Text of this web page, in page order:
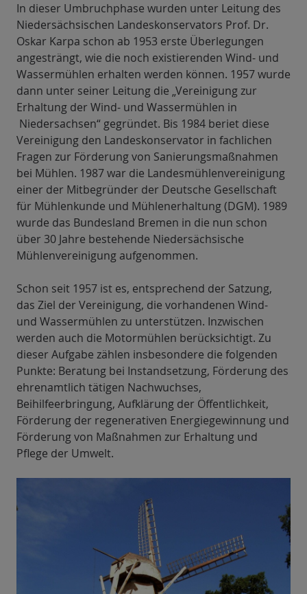
In dieser Umbruchphase wurden unter Leitung des
Niedersächsischen Landeskonservators Prof. Dr.
Oskar Karpa schon ab 1953 erste Überlegungen
angesträngt, wie die noch existierenden Wind- und
Wassermühlen erhalten werden können. 1957 wurde
dann unter seiner Leitung die „Vereinigung zur
Erhaltung der Wind- und Wassermühlen in
Niedersachsen“ gegründet. Bis 1984 beriet diese
Vereinigung den Landeskonservator in fachlichen
Fragen zur Förderung von Sanierungsmaßnahmen
bei Mühlen. 1987 war die Landesmühlenvereinigung
einer der Mitbegründer der Deutsche Gesellschaft
für Mühlenkunde und Mühlenerhaltung (DGM). 1989
wurde das Bundesland Bremen in die nun schon
über 30 Jahre bestehende Niedersächsische
Mühlenvereinigung aufgenommen.
Schon seit 1957 ist es, entsprechend der Satzung,
das Ziel der Vereinigung, die vorhandenen Wind-
und Wassermühlen zu unterstützen. Inzwischen
werden auch die Motormühlen berücksichtigt. Zu
dieser Aufgabe zählen insbesondere die folgenden
Punkte: Beratung bei Instandsetzung, Förderung des
ehrenamtlich tätigen Nachwuchses,
Beihilfeerbringung, Aufklärung der Öffentlichkeit,
Förderung der regenerativen Energiegewinnung und
Förderung von Maßnahmen zur Erhaltung und
Pflege der Umwelt.